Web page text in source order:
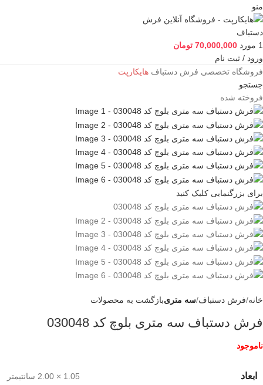
منو
1 مورد 70,000,000 تومان
ورود / ثبت نام
فروشگاه تخصصی فرش دستباف هایکارپت
جستجو
فروخته شده
برای بزرگنمایی کلیک کنید
خانه فرش دستباف سه متریبازگشت به محصولات
فرش دستباف سه متری بلوچ کد 030048
ناموجود
ابعاد 1.05 × 2.00 سانتیمتر